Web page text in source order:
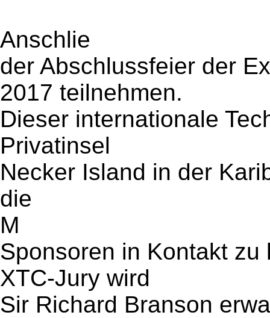
Anschlie
der Abschlussfeier der
2017 teilnehmen.
Dieser internationale
Privatinsel
Necker Island in der
die
M
Sponsoren in Kontakt
XTC-Jury wird
Sir Richard Branson